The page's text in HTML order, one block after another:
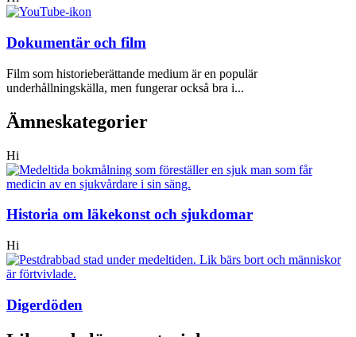
Dokumentär och film
Film som historieberättande medium är en populär
underhållningskälla, men fungerar också bra i...
Ämneskategorier
Hi
Historia om läkekonst och sjukdomar
Hi
Digerdöden